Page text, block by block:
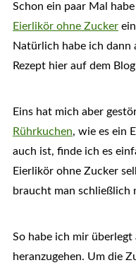
Schon ein paar Mal
Eierlikör ohne Zucker
Natürlich habe ich dann
Rezept hier auf dem
Eins hat mich aber
Rührkuchen, wie es ein
auch ist, finde ich es
Eierlikör ohne Zucker
braucht man schließlich
So habe ich mir überlegt
heranzugehen. Um die